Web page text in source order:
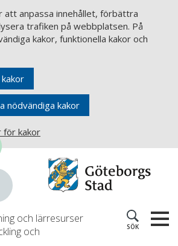
att anpassa innehållet, förbättra
trafiken på webbplatsen. På
kakor, funktionella kakor och
kakor
nödvändiga kakor
för kakor
och lärresurser
och
SÖK